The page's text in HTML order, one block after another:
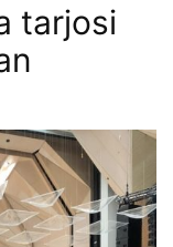
tarjosi